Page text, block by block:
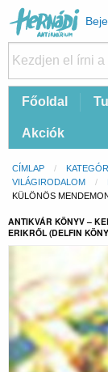
Felhasználói
fiók
menüje
FőFőoldal
Akciók
Morzsa
CÍMLAP
VILÁGIRODALOM
CURRENT:
KÜLÖNÖS
ANTIKVÁR KÖNYV –
ERIKRŐL (DELFIN